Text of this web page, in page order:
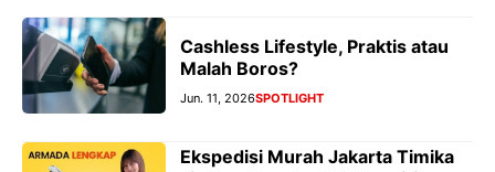
Cashless Lifestyle, Praktis atau
Malah Boros?
Jun. 11, 2026SPOTLIGHT
Ekspedisi Murah Jakarta Timika